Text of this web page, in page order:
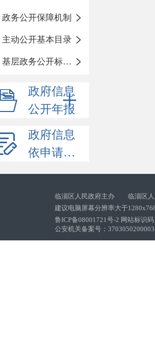
政务公开保障机制
主动公开基本目录
基层政务公开标准化目录
政府信息
公开年报
政府信息
依申请公开
临淄区人民政府主办 临淄区人
建议电脑屏幕分辨率大于
鲁ICP备08001721号-2 网站标识
公安机关备案号：